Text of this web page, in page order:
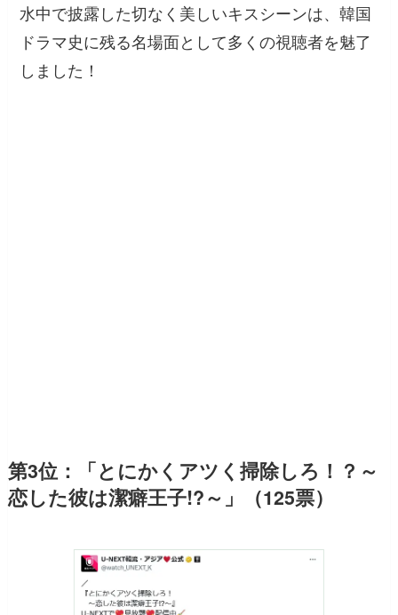
水中で披露した切なく美しいキスシーンは、韓国
ドラマ史に残る名場面として多くの視聴者を魅了
しました！
第3位：「とにかくアツく掃除しろ！？～
恋した彼は潔癖王子!?～」（125票）